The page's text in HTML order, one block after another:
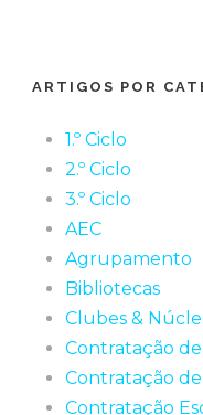
ARTIGOS POR
1.º Ciclo
2.º Ciclo
3.º Ciclo
AEC
Agrupamento
Bibliotecas
Clubes &
Contratação
Contratação
Contratação